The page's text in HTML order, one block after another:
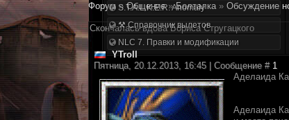
S.T.A.L.K.E.R. Anomaly
⚒ Справочник вылетов
NLC 7. Правки и модификации
Форум » Общение » Болталка » Обсуждение
Скончалась вдова Бориса Стругацкого
YTroll
Пятница, 20.12.2013, 16:45 | Сообщение # 1
Аделаида
Аделаида